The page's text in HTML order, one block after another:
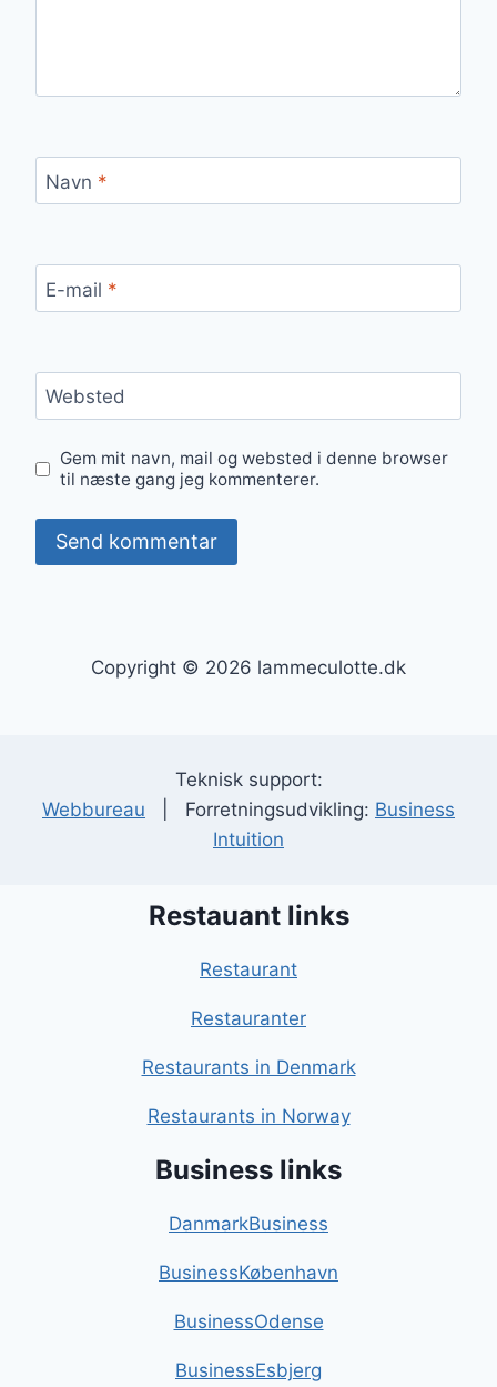
Navn *
E-mail *
Websted
Gem mit navn, mail og websted i denne browser
til næste gang jeg kommenterer.
Copyright © 2026 lammeculotte.dk
Teknisk support:
Webbureau | Forretningsudvikling: Business
Intuition
Restauant links
Restaurant
Restauranter
Restaurants in Denmark
Restaurants in Norway
Business links
DanmarkBusiness
BusinessKøbenhavn
BusinessOdense
BusinessEsbjerg